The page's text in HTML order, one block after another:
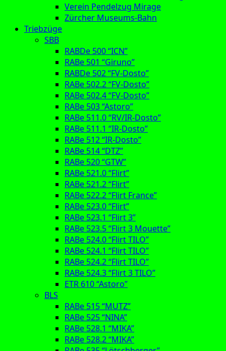
Verein Pendelzug Mirage
Zürcher Museums-Bahn
Triebzüge
SBB
RABDe 500 “ICN”
RABe 501 “Giruno”
RABDe 502 “FV-Dosto”
RABe 502.2 “FV-Dosto”
RABe 502.4 “FV-Dosto”
RABe 503 “Astoro”
RABe 511.0 “RV/IR-Dosto”
RABe 511.1 “IR-Dosto”
RABe 512 “IR-Dosto”
RABe 514 “DTZ”
RABe 520 “GTW”
RABe 521.0 “Flirt”
RABe 521.2 “Flirt”
RABe 522.2 “Flirt France”
RABe 523.0 “Flirt”
RABe 523.1 “Flirt 3”
RABe 523.5 “Flirt 3 Mouette”
RABe 524.0 “Flirt TILO”
RABe 524.1 “Flirt TILO”
RABe 524.2 “Flirt TILO”
RABe 524.3 “Flirt 3 TILO”
ETR 610 “Astoro”
BLS
RABe 515 “MUTZ”
RABe 525 “NINA”
RABe 528.1 “MIKA”
RABe 528.2 “MIKA”